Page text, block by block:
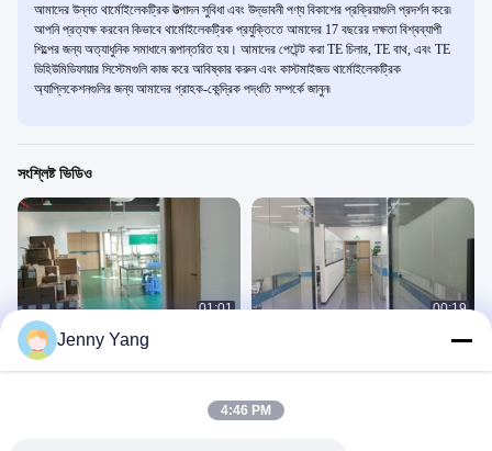
আমাদের উন্নত থার্মোইলেকট্রিক উত্পাদন সুবিধা এবং উদ্ভাবনী পণ্য বিকাশের প্রক্রিয়াগুলি প্রদর্শন করে৷
আপনি প্রত্যক্ষ করবেন কিভাবে থার্মোইলেকট্রিক প্রযুক্তিতে আমাদের 17 বছরের দক্ষতা বিশ্বব্যাপী
শিল্পের জন্য অত্যাধুনিক সমাধানে রূপান্তরিত হয়। আমাদের পেটেন্ট করা TE চিলার, TE বাথ, এবং TE
ডিহিউমিডিফায়ার সিস্টেমগুলি কাজ করে আবিষ্কার করুন এবং কাস্টমাইজড থার্মোইলেকট্রিক
অ্যাপ্লিকেশনগুলির জন্য আমাদের গ্রাহক-কেন্দ্রিক পদ্ধতি সম্পর্কে জানুন৷
সংশ্লিষ্ট ভিডিও
01:01
এডিসিওএল উৎপাদন কর্মশালা
অ্যাডকোল অফিস
00:19
Jenny Yang
4:46 PM